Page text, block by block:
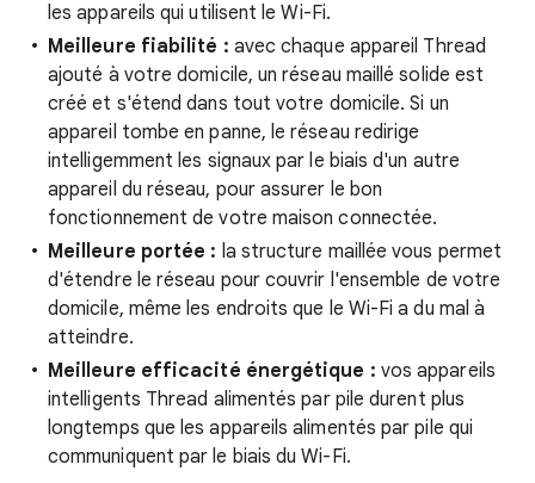
les appareils qui utilisent le Wi-Fi.
Meilleure fiabilité : avec chaque appareil Thread
ajouté à votre domicile, un réseau maillé solide est
créé et s'étend dans tout votre domicile. Si un
appareil tombe en panne, le réseau redirige
intelligemment les signaux par le biais d'un autre
appareil du réseau, pour assurer le bon
fonctionnement de votre maison connectée.
Meilleure portée : la structure maillée vous permet
d'étendre le réseau pour couvrir l'ensemble de votre
domicile, même les endroits que le Wi-Fi a du mal à
atteindre.
Meilleure efficacité énergétique : vos appareils
intelligents Thread alimentés par pile durent plus
longtemps que les appareils alimentés par pile qui
communiquent par le biais du Wi-Fi.